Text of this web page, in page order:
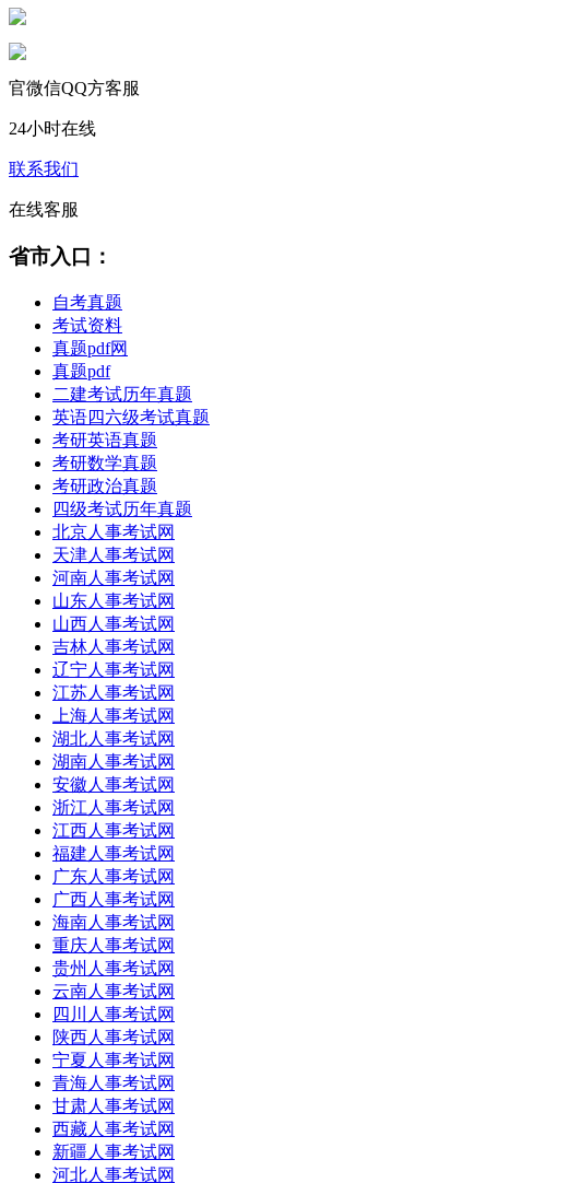
官微信QQ方客服
24小时在线
联系我们
在线客服
省市入口：
自考真题
考试资料
真题pdf网
真题pdf
二建考试历年真题
英语四六级考试真题
考研英语真题
考研数学真题
考研政治真题
四级考试历年真题
北京人事考试网
天津人事考试网
河南人事考试网
山东人事考试网
山西人事考试网
吉林人事考试网
辽宁人事考试网
江苏人事考试网
上海人事考试网
湖北人事考试网
湖南人事考试网
安徽人事考试网
浙江人事考试网
江西人事考试网
福建人事考试网
广东人事考试网
广西人事考试网
海南人事考试网
重庆人事考试网
贵州人事考试网
云南人事考试网
四川人事考试网
陕西人事考试网
宁夏人事考试网
青海人事考试网
甘肃人事考试网
西藏人事考试网
新疆人事考试网
河北人事考试网